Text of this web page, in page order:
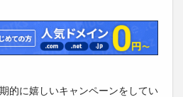
的に嬉しいキャンペーンをしてい